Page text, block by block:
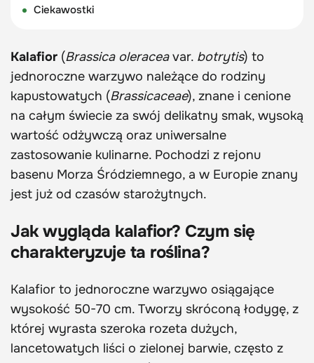
Ciekawostki
Kalafior (Brassica oleraceavar. botrytis) to
jednoroczne warzywo należące do rodziny
kapustowatych (Brassicaceae), znane i cenione
na całym świecie za swój delikatny smak, wysoką
wartość odżywczą oraz uniwersalne
zastosowanie kulinarne. Pochodzi z rejonu
basenu Morza Śródziemnego, a w Europie znany
jest już od czasów starożytnych.
Jak wygląda kalafior? Czym się
charakteryzuje ta roślina?
Kalafior to jednoroczne warzywo osiągające
wysokość 50-70 cm. Tworzy skróconą łodygę, z
której wyrasta szeroka rozeta dużych,
lancetowatych liści o zielonej barwie, często z